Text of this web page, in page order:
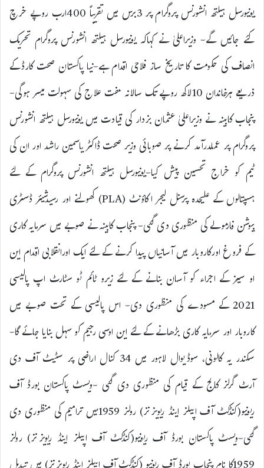
یونیورسل ہیلتھ انشورنس پروگرام پر 3برس میں تقریباً 400ارب روپے خرچ
کئے جائیں گے- وزیراعلیٰ نے کہاکہ یونیورسل ہیلتھ انشورنس پروگرام تحریک
انصاف کی حکومت کا تاریخ ساز فلاحی اقدام ہے-نیا پاکستان صحت کارڈکے
ذریعے ہرخاندان 10لاکھ روپے تک سالانہ مفت علاج کی سہولت میسر ہوگی-
پنجاب کابینہ نے وزیراعلیٰ عثمان بزدار کی قیادت میں یونیورسل ہیلتھ انشورنس
پروگرام پر عملدرآمد کرنے پر صوبائی وزیر صحت ڈاکٹر یاسمین راشد اور ان کی
ٹیم کو خراج تحسین پیش کیا-یونیورسل ہیلتھ انشورنس پروگرام کے لئے
ہسپتالوں کے علیحدہ پرسنل لیجر اکاؤنٹ (PLA) کھولنے اور رسیدشیئر ڈسٹری
بیوشن فارمولے کی منظوری دی گئی- پنجاب کابینہ نے صوبے میں سرمایہ کاری
کے فروغ اورکاروبار میں آسانیاں پیدا کرنے کے لئے ایک اورانقلابی اقدام این
او سیز کے اجراء کو آسان بنانے کے لئے زیرو ٹائم ٹو سٹارٹ اپ پالیسی
2021 کے مسودے کی منظوری دی- اس پالیسی کے تحت صوبے میں
کاروبار اور سرمایہ کاری بڑھانے کے لئے این اوسی رجیم کو سہل بنایا جائے گا-
سکندر یہ کالونی، سوڈیوال لاہور میں 34 کنال اراضی پر سٹیٹ آف دی
آرٹ گرلز کالج کے قیام کی منظوری دی گئی -ویسٹ پاکستان بورڈ آف
ریونیو(کنڈکٹ آف اپیلز اینڈ ریویزنز) رولز 1959میں ترامیم کی منظوری دی
گئی-ویسٹ پاکستان بورڈ آف ریونیو(کنڈکٹ آف اپیلز اینڈ ریویزنز) رولز